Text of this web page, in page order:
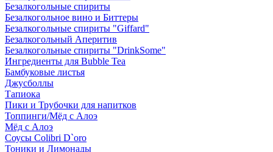
Безалкогольные спириты
Безалкогольное вино и Биттеры
Безалкогольные спириты "Giffard"
Безалкогольный Аперитив
Безалкогольные спириты "DrinkSome"
Ингредиенты для Bubble Tea
Бамбуковые листья
Джусболлы
Тапиока
Пики и Трубочки для напитков
Топпинги/Мёд с Алоэ
Мёд с Алоэ
Соусы Colibri D`oro
Тоники и Лимонады